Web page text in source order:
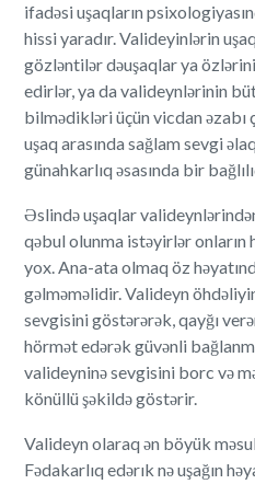
ifadəsi uşaqların
hissi yaradır. Valideyinlərin
gözləntilər dəuşaqlar ya
edirlər, ya da valideynlərinin
bilmədikləri üçün vicdan
uşaq arasında sağlam sevgi
günahkarlıq əsasında bir
Əslində uşaqlar
qəbul olunma istəyirlər onların
yox. Ana-ata olmaq öz
gəlməməlidir. Valideyn
sevgisini göstərərək, qayğı
hörmət edərək güvənli
valideyninə sevgisini borc və
könüllü şəkildə göstərir.
Valideyn olaraq ən böyük
Fədakarlıq edərık nə uşağın